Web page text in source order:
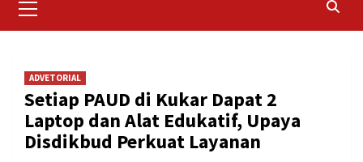
Menu
ADVETORIAL
Setiap PAUD di Kukar Dapat 2
Laptop dan Alat Edukatif, Upaya
Disdikbud Perkuat Layanan